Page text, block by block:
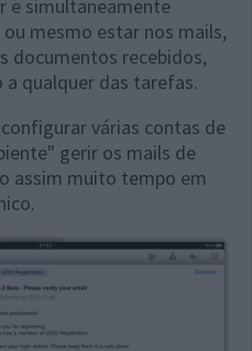
e simultaneamente
mesmo estar nos mails,
documentos recebidos,
qualquer das tarefas.
várias contas de
gerir os mails de
assim muito tempo em